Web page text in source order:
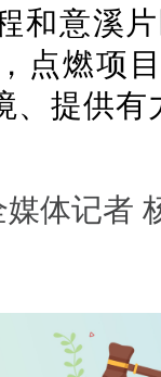
和意溪
点燃项
、提供有
体记者